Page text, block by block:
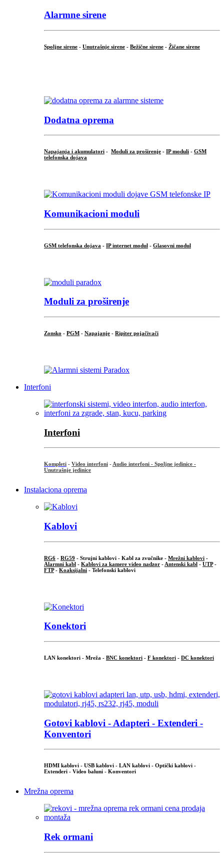
Alarmne sirene
Spoljne sirene - Unutrašnje sirene - Bežične sirene - Žičane sirene
Dodatna oprema
Napajanja i akumulatori - Moduli za proširenje - IP moduli - GSM
telefonska dojava
Komunikacioni moduli
GSM telefonska dojava - IP internet modul - Glasovni modul
Moduli za proširenje
Zonsko - PGM - Napajanje - Ripiter pojačivači
Interfoni
Interfoni
Kompleti - Video interfoni - Audio interfoni - Spoljne jedinice -
Unutrašnje jedinice
Instalaciona oprema
Kablovi
RG6 - RG59 - Strujni kablovi - Kabl za zvučnike - Mrežni kablovi -
Alarmni kabl - Kablovi za kamere video nadzor - Antenski kabl - UTP-
FTP- Koaksijalni - Telefonski kablovi
Konektori
LAN konektori - Mreža - BNC konektori - F konektori - DC konektori
Gotovi kablovi - Adapteri - Extenderi -
Konventori
HDMI kablovi - USB kablovi - LAN kablovi - Optički kablovi -
Extenderi - Video baluni - Konventori
Mrežna oprema
Rek ormani